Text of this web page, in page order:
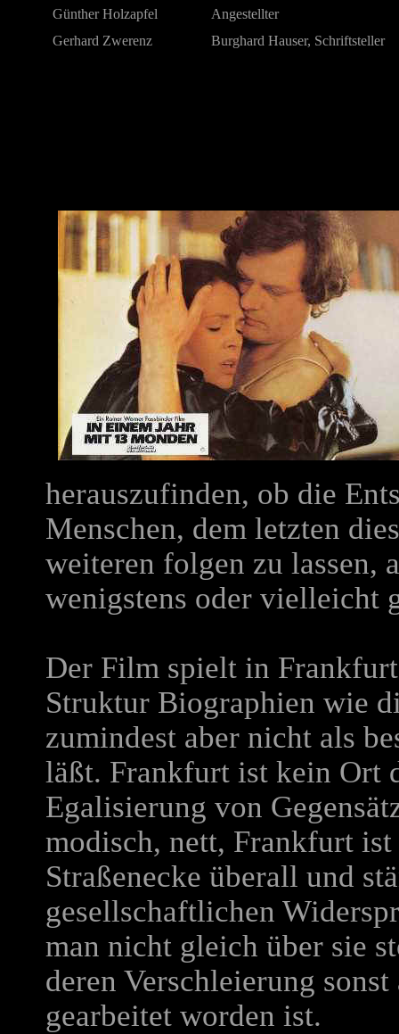
Günther Holzapfel
Angestellter
Gerhard Zwerenz
Burghard Hauser, Schriftsteller
herauszufinden, ob die
Menschen, dem letzten
weiteren folgen zu lassen,
wenigstens oder vielleicht
Der Film spielt in
Struktur Biographien wie
zumindest aber nicht als
läßt. Frankfurt ist kein Ort
Egalisierung von
modisch, nett, Frankfurt
Straßenecke überall und
gesellschaftlichen
man nicht gleich über sie
deren Verschleierung
gearbeitet worden ist.